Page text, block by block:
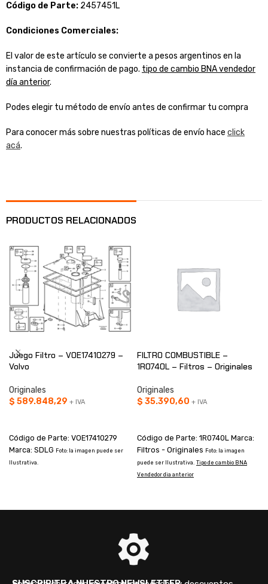
Código de Parte: 2457451L
Condiciones Comerciales:
El valor de este artículo se convierte a pesos argentinos en la
instancia de confirmación de pago. tipo de cambio BNA vendedor
día anterior.
Podes elegir tu método de envío antes de confirmar tu compra
Para conocer más sobre nuestras políticas de envío hace click
acá.
PRODUCTOS RELACIONADOS
Juego Filtro – VOE17410279 –
Volvo
Originales
$ 589.848,29 + IVA
Código de Parte: VOE17410279
Marca: SDLG Foto: la imagen puede ser
Ilustrativa.
FILTRO COMBUSTIBLE –
1R0740L – Filtros – Originales
Originales
$ 35.390,60 + IVA
Código de Parte: 1R0740L Marca:
Filtros - Originales Foto: la imagen
puede ser Ilustrativa. Tipo de cambio BNA
Vendedor dia anterior